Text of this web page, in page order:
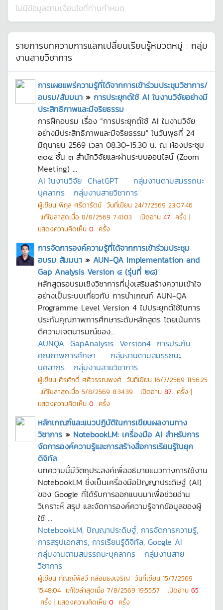
ไม่มีข้อมูลตามเงื่อนไขที่ท่านกำหนด
รายการบทความการแลกเปลี่ยนเรียนรู้หมวดหมู่ : กลุ่ม
งานสายวิชาการ
การเผยแพร่ความรู้ที่ได้จากการเข้าร่วมประชุมวิชาการ/
อบรม/สัมมนา » การประยุกต์ใช้ AI ในงานวิจัยอย่างมี
ประสิทธิภาพและมีจริยธรรม
การฝึกอบรม เรื่อง “การประยุกต์ใช้ AI ในงานวิจัย
อย่างมีประสิทธิภาพและมีจริยธรรม" ในวันพุธที่ 24
มิถุนายน 2569 เวลา 08.30-15.30 น. ณ ห้องประชุม
๓๐๔ ชั้น ๓ สำนักวิจัยและผ่านระบบออนไลน์ (Zoom
Meeting) ...
AI ในงานวิจัย ChatGPT
กลุ่มงานตามสมรรถนะ
บุคลากร
กลุ่มงานสายวิชาการ
ผู้เขียน พิกุล ศรีดารัตน์ วันที่เขียน 24/7/2569 23:07:46
แก้ไขล่าสุดเมื่อ 8/8/2569 7:41:03 เปิดอ่าน 47 ครั้ง |
แสดงความคิดเห็น 0 ครั้ง
การจัดการองค์ความรู้ที่ได้จากการเข้าร่วมประชุม
อบรม สัมมนา » AUN-QA Implementation and
Gap Analysis Version ๔ (รุ่นที่ ๒๘)
หลักสูตรอบรมเชิงวิชาการที่มุ่งเสริมสร้างความเข้าใจ
อย่างเป็นระบบเกี่ยวกับ การนำเกณฑ์ AUN-QA
Programme Level Version 4 ไปประยุกต์ใช้ในการ
ประกันคุณภาพการศึกษาระดับหลักสูตร โดยเน้นการ
ตีความเจตนารมณ์ของ...
AUNQA GapAnalysis Version4 การประกัน
คุณภาพการศึกษา
กลุ่มงานตามสมรรถนะ
บุคลากร
กลุ่มงานสายวิชาการ
ผู้เขียน ศิรศักดิ์ ศศิวรรณพงศ์ วันที่เขียน 16/7/2569 11:56:25
แก้ไขล่าสุดเมื่อ 5/8/2569 8:34:39 เปิดอ่าน 87 ครั้ง |
แสดงความคิดเห็น 0 ครั้ง
หลักเกณฑ์และแนวปฏิบัติในการเขียนผลงานทาง
วิชาการ » NotebookLM: เครื่องมือ AI สำหรับการ
จัดการองค์ความรู้และการสร้างสื่อการเรียนรู้ในยุค
ดิจิทัล
บทความนี้มีวัตถุประสงค์เพื่ออธิบายแนวทางการใช้งาน
NotebookLM ซึ่งเป็นเครื่องมือปัญญาประดิษฐ์ (AI)
ของ Google ที่ได้รับการออกแบบมาเพื่อช่วยอ่าน
วิเคราะห์ สรุป และจัดการองค์ความรู้จากข้อมูลของผู้
ใช้ ...
NotebookLM, ปัญญาประดิษฐ์, การจัดการความรู้,
การสรุปเอกสาร, การเรียนรู้ดิจิทัล, Google AI
กลุ่มงานตามสมรรถนะบุคลากร
กลุ่มงานสาย
วิชาการ
ผู้เขียน กัญญ์พัสวี กล่อมธงเจริญ วันที่เขียน 15/7/2569
15:48:04 แก้ไขล่าสุดเมื่อ 7/8/2569 19:55:57 เปิดอ่าน 65
ครั้ง | แสดงความคิดเห็น 0 ครั้ง